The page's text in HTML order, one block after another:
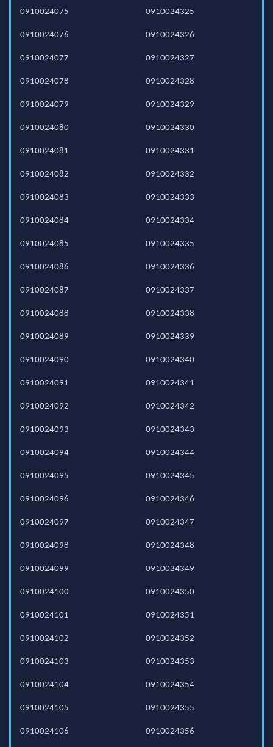
0910024075
0910024076
0910024077
0910024078
0910024079
0910024080
0910024081
0910024082
0910024083
0910024084
0910024085
0910024086
0910024087
0910024088
0910024089
0910024090
0910024091
0910024092
0910024093
0910024094
0910024095
0910024096
0910024097
0910024098
0910024099
0910024100
0910024101
0910024102
0910024103
0910024104
0910024105
0910024106
0910024325
0910024326
0910024327
0910024328
0910024329
0910024330
0910024331
0910024332
0910024333
0910024334
0910024335
0910024336
0910024337
0910024338
0910024339
0910024340
0910024341
0910024342
0910024343
0910024344
0910024345
0910024346
0910024347
0910024348
0910024349
0910024350
0910024351
0910024352
0910024353
0910024354
0910024355
0910024356